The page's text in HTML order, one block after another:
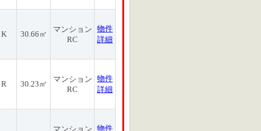
30.66㎡
マンション
RC
物件
詳細
30.23㎡
マンション
RC
物件
詳細
マンション 物件